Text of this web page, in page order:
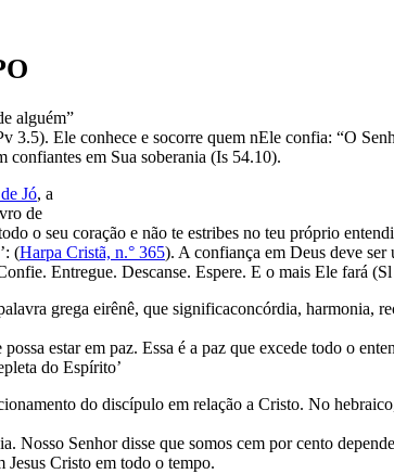
alguém”
3.5). Ele conhece e socorre quem nEle confia: “O
confiantes em Sua soberania (Is 54.10).
Jó, a
de
o seu coração e não te estribes no teu próprio
(Harpa Cristã, n.° 365). A confiança em Deus deve ser
Entregue. Descanse. Espere. E o mais Ele fará
grega eirênê, que significaconcórdia, harmonia,
estar em paz. Essa é a paz que excede todo o
do Espírito’
do discípulo em relação a Cristo. No
Nosso Senhor disse que somos cem por cento
Jesus Cristo em todo o tempo.